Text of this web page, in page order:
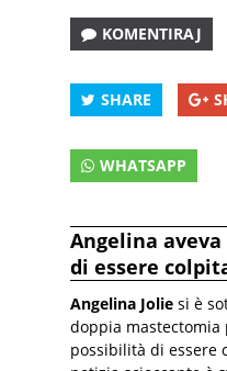
KOMENTIRAJ
SHARE
WHATSAPP
Angelina
di essere
Angelina Jolie si è
doppia
possibilità di essere